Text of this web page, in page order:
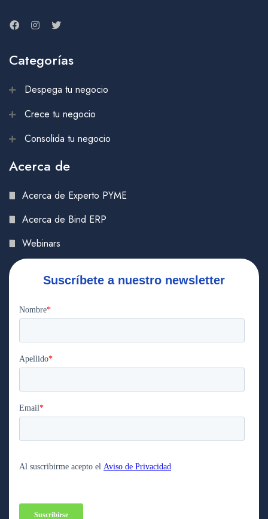
Categorías
Despega tu negocio
Crece tu negocio
Consolida tu negocio
Acerca de
Acerca de Experto PYME
Acerca de Bind ERP
Webinars
Suscríbete a nuestro newsletter